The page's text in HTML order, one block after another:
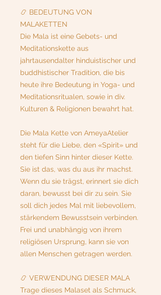
📿 BEDEUTUNG VON
MALAKETTEN
Die Mala ist eine Gebets- und
Meditationskette aus
jahrtausendalter hinduistischer und
buddhistischer Tradition, die bis
heute ihre Bedeutung in Yoga- und
Meditationsritualen, sowie in div.
Kulturen & Religionen bewahrt hat.
Die Mala Kette von AmeyaAtelier
steht für die Liebe, den «Spirit» und
den tiefen Sinn hinter dieser Kette.
Sie ist das, was du aus ihr machst.
Wenn du sie trägst, erinnert sie dich
daran, bewusst bei dir zu sein. Sie
soll dich jedes Mal mit liebevollem,
stärkendem Bewusstsein verbinden.
Frei und unabhängig von ihrem
religiösen Ursprung, kann sie von
allen Menschen getragen werden.
📿 VERWENDUNG DIESER MALA
Trage dieses Malaset als Schmuck,